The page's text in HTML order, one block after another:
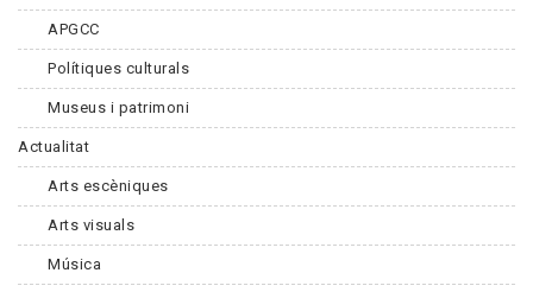
APGCC
Polítiques culturals
Museus i patrimoni
Actualitat
Arts escèniques
Arts visuals
Música